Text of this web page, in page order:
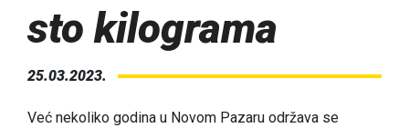
sto kilograma
25.03.2023.
Već nekoliko godina u Novom Pazaru održava se